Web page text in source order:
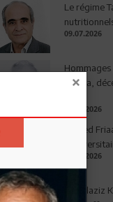
Le régime
09.07.2026
Amara,
03.08.2026
Ahmed
04.08.2026
Abdelaziz